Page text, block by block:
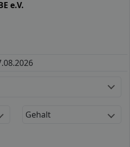
e.V.
Gehalt